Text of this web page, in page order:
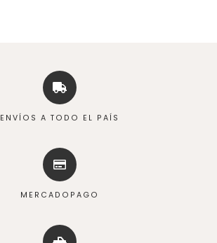
ENVÍOS A TODO EL PAÍS
MERCADOPAGO